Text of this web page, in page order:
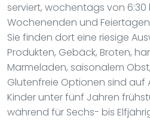
serviert, wochentags von 6:30
Wochenenden und Feiertagen
Sie finden dort eine riesige
Produkten, Gebäck, Broten,
Marmeladen, saisonalem
Glutenfreie Optionen sind auf
Kinder unter fünf Jahren
während für Sechs- bis